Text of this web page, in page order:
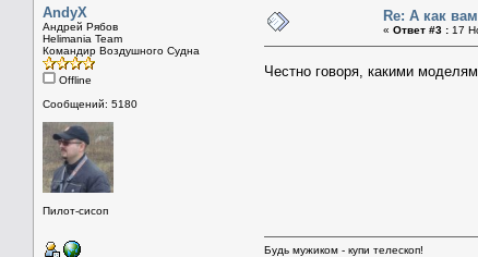
AndyX
Андрей Рябов
Helimania Team
Командир Воздушного Судна
Offline
Сообщений: 5180
Пилот-сисоп
Re: А как
« Ответ #3 : 17
Честно говоря, какими
Будь мужиком - купи телескоп!